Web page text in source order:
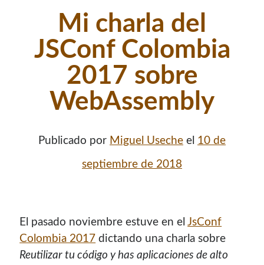
Mi charla del
JSConf Colombia
2017 sobre
WebAssembly
Publicado por Miguel Useche el 10 de
septiembre de 2018
El pasado noviembre estuve en elJsConf
Colombia 2017 dictando una charla sobre
Reutilizar tu código y has aplicaciones de alto